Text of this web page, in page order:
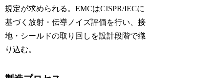
規定が求められる。EMCはCISPR/IECに
基づく放射・伝導ノイズ評価を行い、接
地・シールドの取り回しを設計段階で織
り込む。